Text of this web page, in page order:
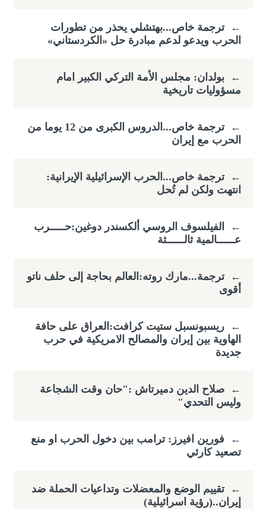
← ترجمة خاص...بهتشلي يحذر من تطورات
الحرب ويدعو لدعم مبادرة حل «الكردستاني»
←
بولدان: مجلس الأمة التركي الكبير امام
مسؤوليات تاريخية
←
ترجمة خاص...الدروس الكبرى من 12 يوما من
الحرب مع إيران
← ترجمة خاص...الحرب الإسرائيلية الإيرانية:
انتهت ولكن لم تُحل
←
الفيلسوف الروسي ألكسندر دوغين:حـــــرب
عــــــالمية ثالــــــثة
← ترجمة...مارك روته:العالم بحاجة إلى حلف ناتو
أقوى
←
ريسبونسبل ستيت كرافت:العراق على حافة
الهاوية بين إيران والمصالح الامريكية في حرب
جديدة
←
صلاح الدين دميرتاش :"حان وقت الشجاعة
وليس التحدي"
←
فورين افيرز: ترامب بين دخول الحرب او منع
تصعيد كارثي
← تقييم الوضع والمعضلات وتداعيات الحملة ضد
إيران..(رؤية اسرائيلية)